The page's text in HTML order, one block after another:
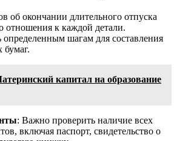
об окончании длительного отпуска
отношения к каждой детали.
определенным шагам для составления
бумаг.
капитал на образование
: Важно проверить наличие всех
включая паспорт, свидетельство о